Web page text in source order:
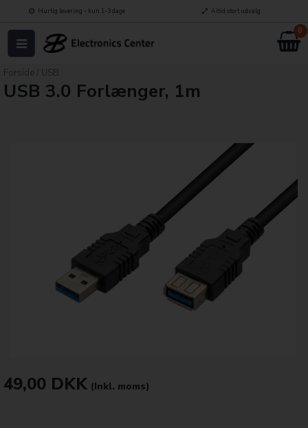
Hurtig levering - kun 1-3 dage Altid stort udvalg
0
Forside USB
USB 3.0 Forlænger, 1m
49,00 DKK (Inkl. moms)